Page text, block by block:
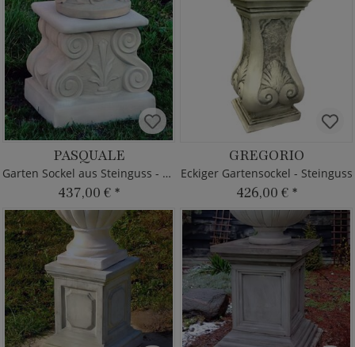
PASQUALE
Garten Sockel aus Steinguss - eckig
437,00 € *
GREGORIO
Eckiger Gartensockel - Steinguss
426,00 € *